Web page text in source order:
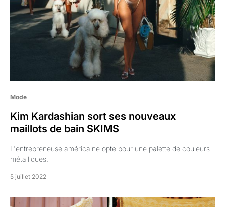
Mode
Kim Kardashian sort ses nouveaux
maillots de bain SKIMS
L'entrepreneuse américaine opte pour une palette de couleurs
métalliques.
5 juillet 2022